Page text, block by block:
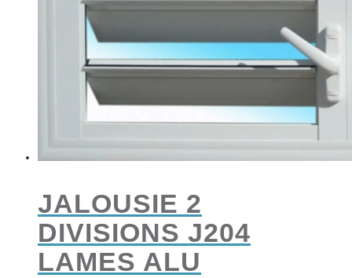
JALOUSIE 2
DIVISIONS J204
LAMES ALU